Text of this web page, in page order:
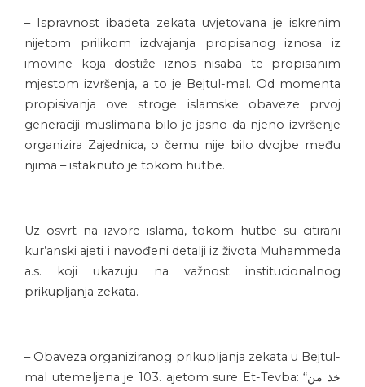
– Ispravnost ibadeta zekata uvjetovana je iskrenim
nijetom prilikom izdvajanja propisanog iznosa iz
imovine koja dostiže iznos nisaba te propisanim
mjestom izvršenja, a to je Bejtul-mal. Od momenta
propisivanja ove stroge islamske obaveze prvoj
generaciji muslimana bilo je jasno da njeno izvršenje
organizira Zajednica, o čemu nije bilo dvojbe među
njima – istaknuto je tokom hutbe.
Uz osvrt na izvore islama, tokom hutbe su citirani
kur’anski ajeti i navođeni detalji iz života Muhammeda
a.s. koji ukazuju na važnost institucionalnog
prikupljanja zekata.
– Obaveza organiziranog prikupljanja zekata u Bejtul-
mal utemeljena je 103. ajetom sure Et-Tevba: “خذ من